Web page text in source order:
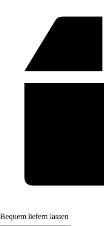
Bequem liefern lassen